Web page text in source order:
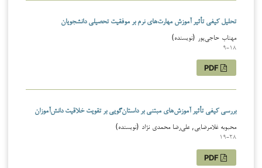
تحلیل کیفی تأثیر آموزش مهارت‌های نرم بر موفقیت تحصیلی دانشجویان
مهتاب حاجی‌پور (نویسنده)
9-18
بررسی کیفی تأثیر آموزش‌های مبتنی بر داستان‌گویی بر تقویت خلاقیت دانش‌آموزان
محبوبه غلامرضایی, علی‌رضا محمدی نژاد (نویسنده)
19-28